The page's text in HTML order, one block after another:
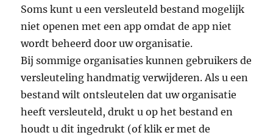
Soms kunt u een versleuteld bestand mogelijk
niet openen met een app omdat de app niet
wordt beheerd door uw organisatie.
Bij sommige organisaties kunnen gebruikers de
versleuteling handmatig verwijderen. Als u een
bestand wilt ontsleutelen dat uw organisatie
heeft versleuteld, drukt u op het bestand en
houdt u dit ingedrukt (of klik er met de